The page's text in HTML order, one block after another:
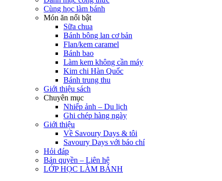
Cùng học làm bánh
Món ăn nổi bật
Sữa chua
Bánh bông lan cơ bản
Flan/kem caramel
Bánh bao
Làm kem không cần máy
Kim chi Hàn Quốc
Bánh trung thu
Giới thiệu sách
Chuyên mục
Nhiếp ảnh – Du lịch
Ghi chép hàng ngày
Giới thiệu
Về Savoury Days & tôi
Savoury Days với báo chí
Hỏi đáp
Bản quyền – Liên hệ
LỚP HỌC LÀM BÁNH